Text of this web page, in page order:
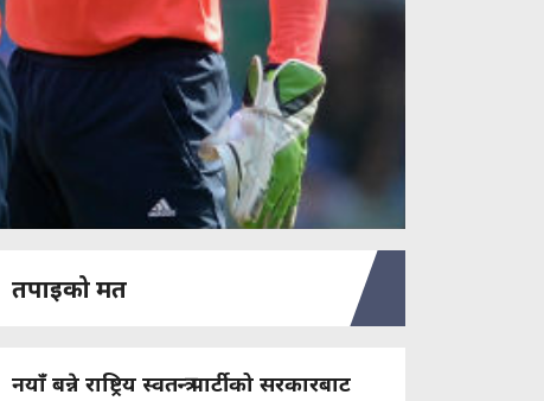
तपाइको मत
नयाँ बन्ने राष्ट्रिय स्वतन्त्र पार्टीको सरकारबाट